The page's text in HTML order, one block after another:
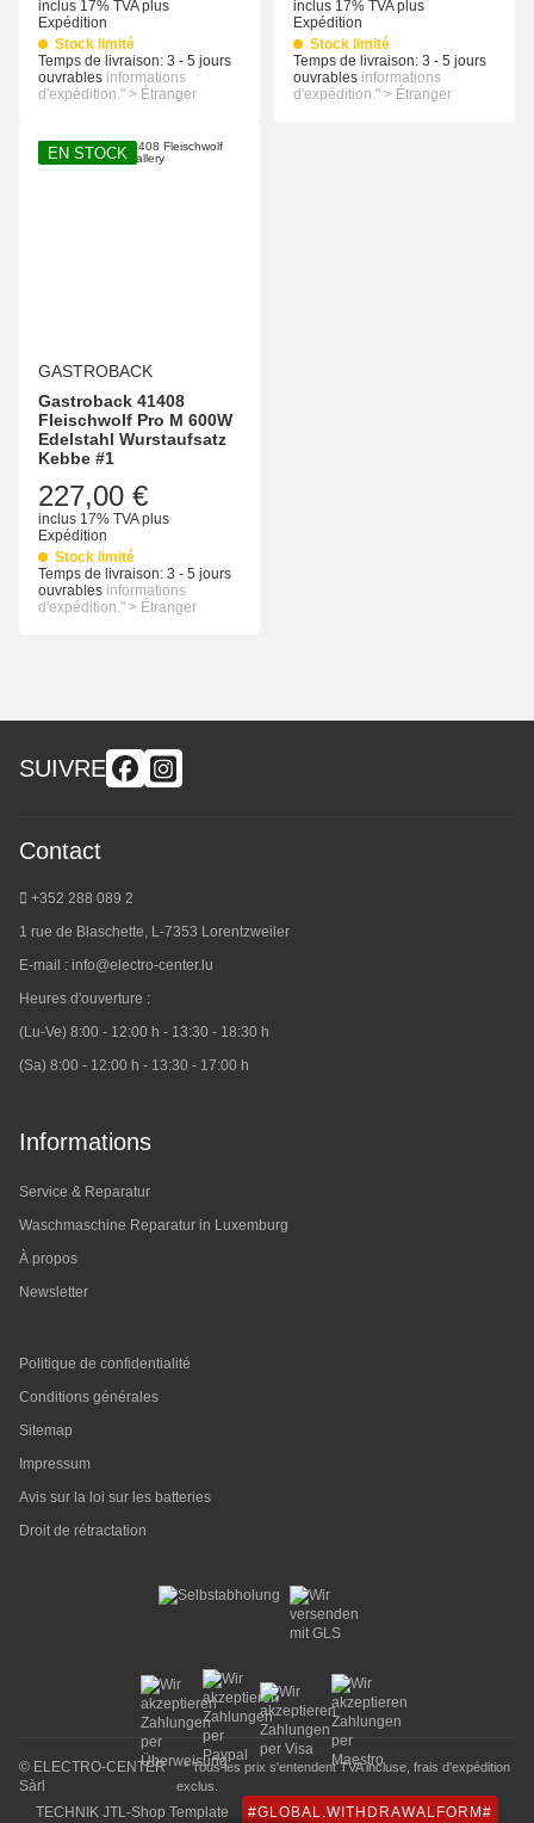
inclus 17% TVAplus
Expédition
Stock limité
Temps de livraison: 3 - 5 jours
ouvrables informations
d'expédition." > Étranger
inclus 17% TVAplus
Expédition
Stock limité
Temps de livraison: 3 - 5 jours
ouvrables informations
d'expédition." > Étranger
EN STOCK
GASTROBACK
Gastroback 41408
Fleischwolf Pro M 600W
Edelstahl Wurstaufsatz
Kebbe #1
227,00 €
inclus 17% TVAplus
Expédition
Stock limité
Temps de livraison: 3 - 5 jours
ouvrables informations
d'expédition." > Étranger
SUIVRE
Contact
+352 288 089 2
1 rue de Blaschette, L-7353 Lorentzweiler
E-mail : info@electro-center.lu
Heures d'ouverture :
(Lu-Ve) 8:00 - 12:00 h - 13:30 - 18:30 h
(Sa) 8:00 - 12:00 h - 13:30 - 17:00 h
Informations
Service & Reparatur
Waschmaschine Reparatur in Luxemburg
À propos
Newsletter
Politique de confidentialité
Conditions générales
Sitemap
Impressum
Avis sur la loi sur les batteries
Droit de rétractation
© ELECTRO-CENTER
Sàrl
* Tous les prix s'entendent TVA incluse,frais d'expédition
exclus.
TECHNIK JTL-Shop Template #GLOBAL.WITHDRAWALFORM#